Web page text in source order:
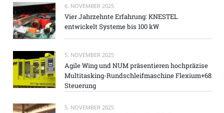
6. NOVEMBER 2025
Vier Jahrzehnte Erfahrung: KNESTEL
entwickelt Systeme bis 100 kW
5. NOVEMBER 2025
Agile Wing und NUM präsentieren hochpräzise
Multitasking-Rundschleifmaschine Flexium+68
Steuerung
5. NOVEMBER 2025